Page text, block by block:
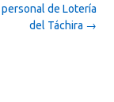
de Lotería
del Táchira →